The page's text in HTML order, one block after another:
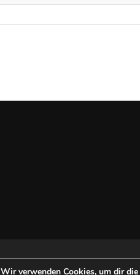
Copyright © 2026 USO -
Wir verwenden Cookies, um dir